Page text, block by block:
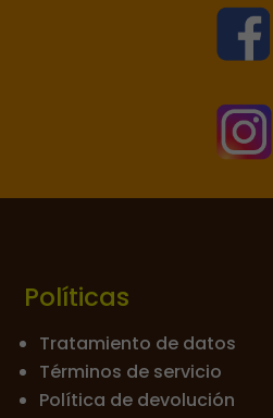


Políticas
Tratamiento de datos
Términos de servicio
Política de devolución